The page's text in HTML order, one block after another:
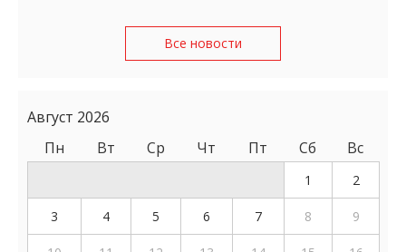
Все новости
Август 2026
Пн
Вт Ср Чт Пт Сб Вс
1 2
3 4 5 6 7 8 9